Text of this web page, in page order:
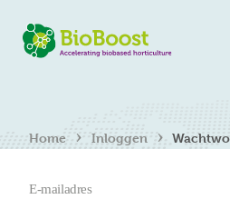
Home › Inloggen ›
E-mailadres